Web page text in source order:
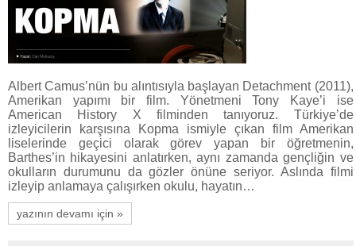
Albert Camus’nün bu alıntısıyla başlayan Detachment (2011),
Amerikan yapımı bir film. Yönetmeni Tony Kaye’i ise
American History X filminden tanıyoruz. Türkiye’de
izleyicilerin karşısına Kopma ismiyle çıkan film Amerikan
liselerinde geçici olarak görev yapan bir öğretmenin,
Barthes’in hikayesini anlatırken, aynı zamanda gençliğin ve
okulların durumunu da gözler önüne seriyor. Aslında filmi
izleyip anlamaya çalışırken okulu, hayatın…
yazının devamı için »